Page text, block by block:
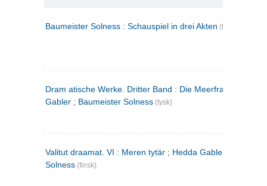
Baumeister Solness : Schauspiel in drei Akten (tysk)
Dram atische Werke. Dritter Band : Die Meerfrau ; Hedda
Gabler ; Baumeister Solness (tysk)
Valitut draamat. VI : Meren tytär ; Hedda Gabler ;
Solness (finsk)